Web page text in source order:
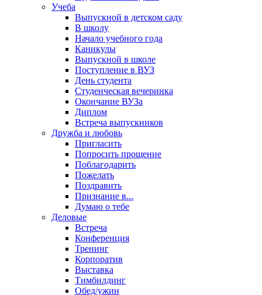
Учеба
Выпускной в детском саду
В школу
Начало учебного года
Каникулы
Выпускной в школе
Поступление в ВУЗ
День студента
Студенческая вечеринка
Окончание ВУЗа
Диплом
Встреча выпускников
Дружба и любовь
Пригласить
Попросить прощение
Поблагодарить
Пожелать
Поздравить
Признание в...
Думаю о тебе
Деловые
Встреча
Конференция
Тренинг
Корпоратив
Выставка
Тимбилдинг
Обед/ужин